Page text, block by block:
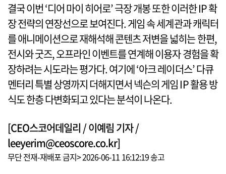
결국 이번 ‘디어 마이 히어로’ 극장 개봉 또한 이러한 IP 확
장 전략의 연장선으로 보여진다. 게임 속 세계관과 캐릭터
를 애니메이션으로 재해석해 콘텐츠 저변을 넓히는 한편,
전시와 굿즈, 오프라인 이벤트를 연계해 이용자 경험을 확
장하려는 시도라는 평가다. 여기에 ‘아크 레이더스’ 다큐
멘터리 특별 상영까지 더해지면서 넥슨의 게임 IP 활용 방
식도 한층 다변화되고 있다는 분석이 나온다.
[CEO스코어데일리 / 이예림 기자 /
leeyerim@ceoscore.co.kr]
무단 전재-재배포 금지> 2026-06-11 16:12:19 송고